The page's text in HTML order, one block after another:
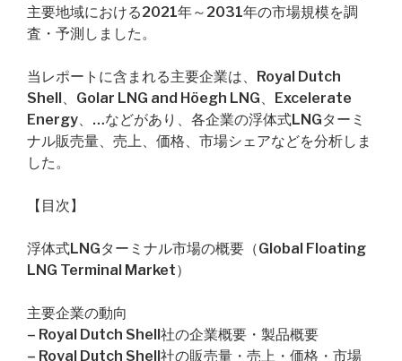
主要地域における2021年～2031年の市場規模を調
査・予測しました。
当レポートに含まれる主要企業は、Royal Dutch
Shell、Golar LNG and Höegh LNG、Excelerate
Energy、…などがあり、各企業の浮体式LNGターミ
ナル販売量、売上、価格、市場シェアなどを分析しま
した。
【目次】
浮体式LNGターミナル市場の概要（Global Floating
LNG Terminal Market）
主要企業の動向
– Royal Dutch Shell社の企業概要・製品概要
– Royal Dutch Shell社の販売量・売上・価格・市場